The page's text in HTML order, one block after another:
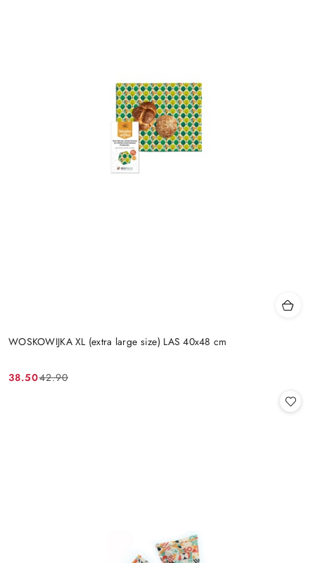
WOSKOWIJKA XL (extra large size) LAS 40x48 cm
Cena
38.50
Cena 42.90